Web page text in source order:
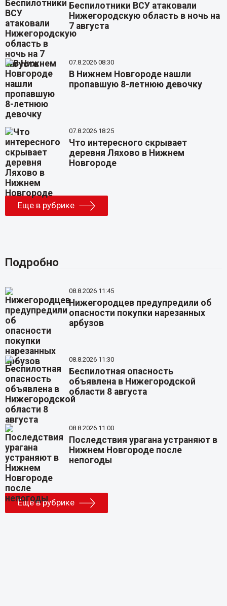
Беспилотники ВСУ атаковали
Нижегородскую область в ночь на
7 августа
07.8.2026 08:30
В Нижнем Новгороде нашли
пропавшую 8-летнюю девочку
07.8.2026 18:25
Что интересного скрывает
деревня Ляхово в Нижнем
Новгороде
Еще в рубрике
Подробно
08.8.2026 11:45
Нижегородцев предупредили об
опасности покупки нарезанных
арбузов
08.8.2026 11:30
Беспилотная опасность
объявлена в Нижегородской
области 8 августа
08.8.2026 11:00
Последствия урагана устраняют в
Нижнем Новгороде после
непогоды
Еще в рубрике